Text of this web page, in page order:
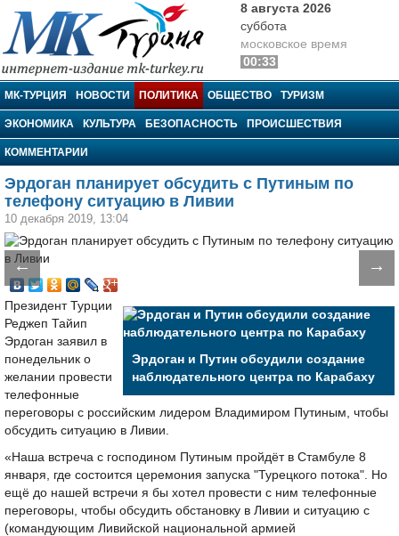
МК-Турция
8 августа 2026
суббота
московское время
00:33
МК-ТУРЦИЯ НОВОСТИ ПОЛИТИКА ОБЩЕСТВО ТУРИЗМ
ЭКОНОМИКА КУЛЬТУРА БЕЗОПАСНОСТЬ ПРОИСШЕСТВИЯ
КОММЕНТАРИИ
Эрдоган планирует обсудить с Путиным по
телефону ситуацию в Ливии
10 декабря 2019, 13:04
← →
Эрдоган и Путин обсудили создание
наблюдательного центра по Карабаху
Президент Турции
Реджеп Тайип
Эрдоган заявил в
понедельник о
желании провести
телефонные
переговоры с российским лидером Владимиром Путиным, чтобы
обсудить ситуацию в Ливии.
«Наша встреча с господином Путиным пройдёт в Стамбуле 8
января, где состоится церемония запуска "Турецкого потока". Но
ещё до нашей встречи я бы хотел провести с ним телефонные
переговоры, чтобы обсудить обстановку в Ливии и ситуацию с
(командующим Ливийской национальной армией